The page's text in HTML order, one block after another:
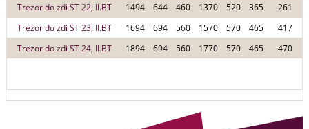
Trezor do zdi ST 22, II.BT
1494 644 460 1370 520 365
261
Trezor do zdi ST 23, II.BT
1694 694 560 1570 570 465
417
Trezor do zdi ST 24, II.BT
1894 694 560 1770 570 465 470